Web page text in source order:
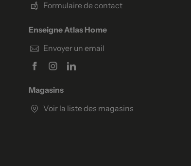
Formulaire de contact
Enseigne Atlas Home
Envoyer un email
Magasins
Voir la liste des magasins